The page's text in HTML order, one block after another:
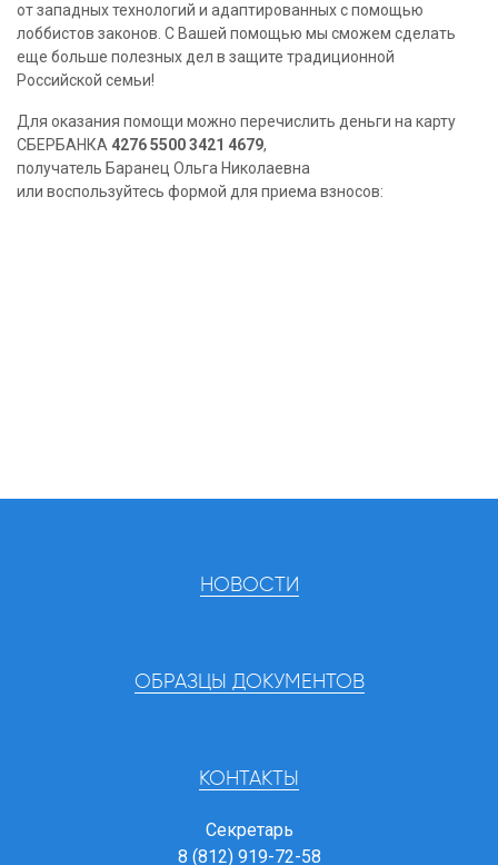
от западных технологий и адаптированных с помощью
лоббистов законов. С Вашей помощью мы сможем сделать
еще больше полезных дел в защите традиционной
Российской семьи!
Для оказания помощи можно перечислить деньги на карту
СБЕРБАНКА 4276 5500 3421 4679,
получатель Баранец Ольга Николаевна
или воспользуйтесь формой для приема взносов:
НОВОСТИ
ОБРАЗЦЫ ДОКУМЕНТОВ
КОНТАКТЫ
Секретарь
8 (812) 919-72-58